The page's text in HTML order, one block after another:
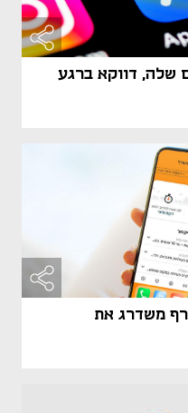
שלה, דווקא ברגע
משדרג את